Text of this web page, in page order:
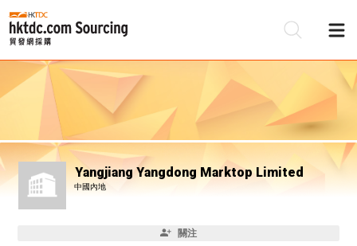
Yangjiang Yangdong Marktop Limited
中國內地
關注